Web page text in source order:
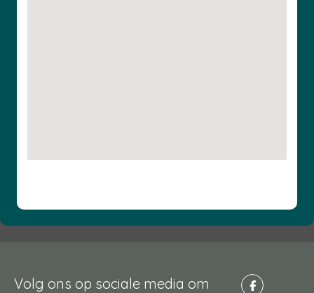
Volg ons op sociale media om